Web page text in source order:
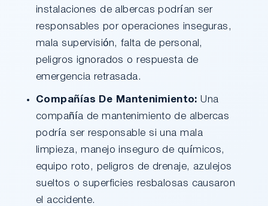
instalaciones de albercas podrían ser
responsables por operaciones inseguras,
mala supervisión, falta de personal,
peligros ignorados o respuesta de
emergencia retrasada.
Compañías De Mantenimiento:Una
compañía de mantenimiento de albercas
podría ser responsable si una mala
limpieza, manejo inseguro de químicos,
equipo roto, peligros de drenaje, azulejos
sueltos o superficies resbalosas causaron
el accidente.